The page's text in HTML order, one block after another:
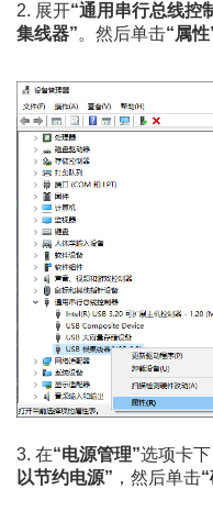
2. 展开“通用串行总线控
集线器”。然后单击“属性
3. 在“电源管理”选项卡
以节约电源” ，然后单击